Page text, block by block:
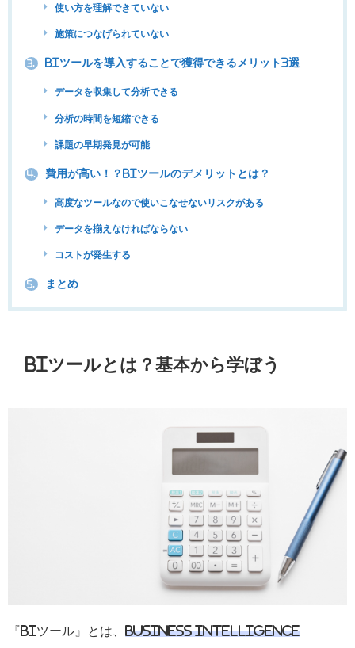
使い方を理解できていない
施策につなげられていない
3. BIツールを導入することで獲得できるメリット3選
データを収集して分析できる
分析の時間を短縮できる
課題の早期発見が可能
4. 費用が高い！？BIツールのデメリットとは？
高度なツールなので使いこなせないリスクがある
データを揃えなければならない
コストが発生する
5. まとめ
BIツールとは？基本から学ぼう
『BIツール』とは、
Business Intelligence